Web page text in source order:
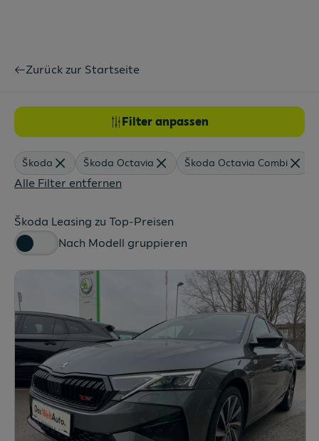
Zurück zur Startseite
Filter anpassen
Škoda Škoda Octavia Škoda Octavia Combi
Alle Filter entfernen
Škoda Leasing zu Top-Preisen
Nach Modell gruppieren